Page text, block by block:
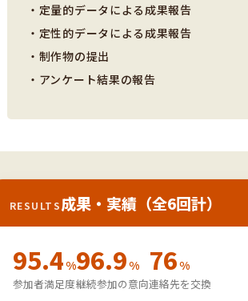
・定量的データによる成果報告
・定性的データによる成果報告
・制作物の提出
・アンケート結果の報告
RESULTS成果・実績（全6回計）
95.4%
参加者満足度
96.9%
継続参加の意向
76%
連絡先を交換